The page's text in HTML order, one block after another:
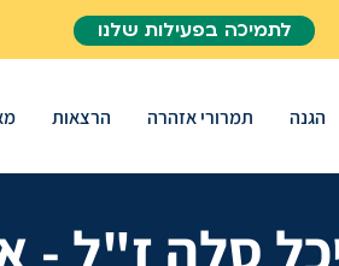
לתמיכה בפעילות שלנו
הגנה תמרורי אזהרה הרצאות